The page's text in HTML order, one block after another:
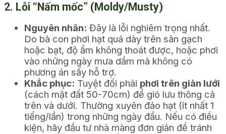
2. Lỗi “Nấm mốc” (Moldy/Musty)
Nguyên nhân: Đây là lỗi nghiêm trọng nhất.
Do bà con phơi hạt quá dày trên sân gạch
hoặc bạt, độ ẩm không thoát được, hoặc phơi
vào những ngày mưa dầm mà không có
phương án sấy hỗ trợ.
Khắc phục: Tuyệt đối phải phơi trên giàn lưới
(cách mặt đất 50-70cm) để gió lưu thông cả
trên và dưới. Thường xuyên đảo hạt (ít nhất 1
tiếng/lần) trong những ngày đầu. Nếu có điều
kiện, hãy đầu tư nhà màng đơn giản để tránh